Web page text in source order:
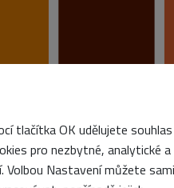
tlačítka OK udělujete souhlas
pro nezbytné, analytické a
Nastavení můžete sami